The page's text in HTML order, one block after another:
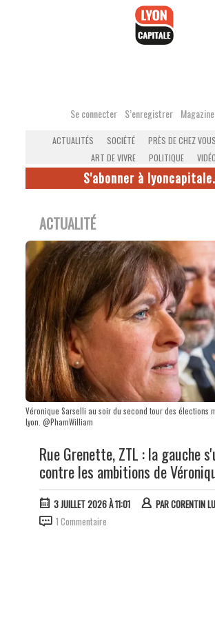
Se connecter S’enregistrer
ACTUALITÉS SOCIÉTÉ PRÈS DE CHEZ VOUS
ART DE VIVRE
POLITIQUE
S'abonner à
ACTUALITÉ
Véronique Sarselli au soir du second tour des élections
Lyon. @PhamWilliam
Rue Grenette, ZTL : la gauche
contre les ambitions de
3 JUILLET 2026 À 11:01 PARCORENTIN
1 Commentaire